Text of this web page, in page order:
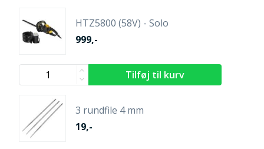
HTZ5800 (58V) - Solo
999,-
3 rundfile 4 mm
19,-